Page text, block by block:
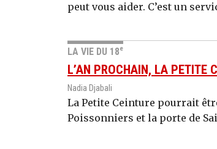
peut vous aider. C’est un
LA VIE DU 18e
L’AN PROCHAIN, LA PETITE
Nadia Djabali
La Petite Ceinture pourrait
Poissonniers et la porte de